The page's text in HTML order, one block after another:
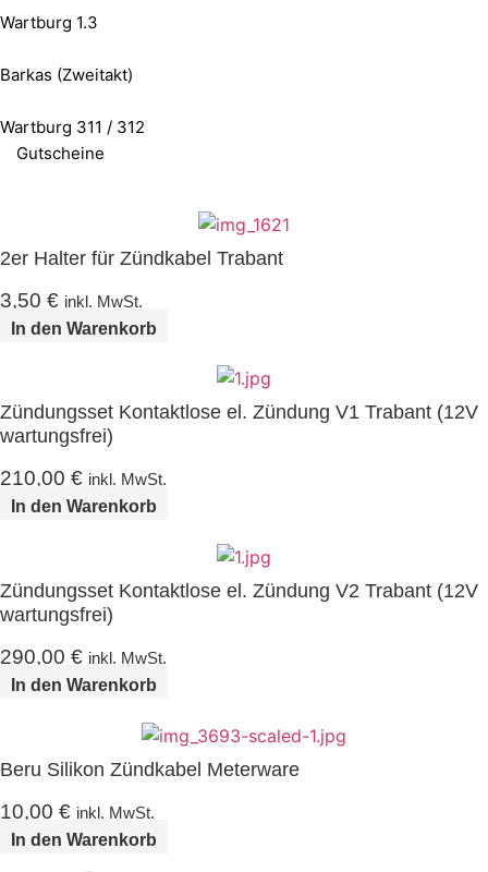
Wartburg 1.3
Barkas (Zweitakt)
Wartburg 311 / 312
Gutscheine
2er Halter für Zündkabel Trabant
3,50 € inkl. MwSt.
In den Warenkorb
Zündungsset Kontaktlose el. Zündung V1 Trabant (12V
wartungsfrei)
210,00 € inkl. MwSt.
In den Warenkorb
Zündungsset Kontaktlose el. Zündung V2 Trabant (12V
wartungsfrei)
290,00 € inkl. MwSt.
In den Warenkorb
Beru Silikon Zündkabel Meterware
10,00 € inkl. MwSt.
In den Warenkorb